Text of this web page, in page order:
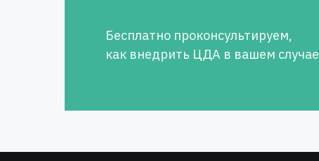
Бесплатно проконсультируем,
как внедрить ЦДА в вашем случае